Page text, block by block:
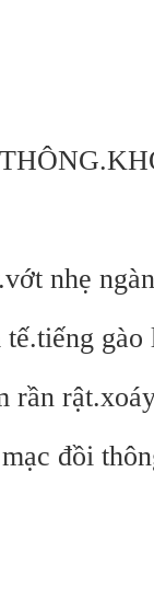
nhẹ
gào
rần
đồi